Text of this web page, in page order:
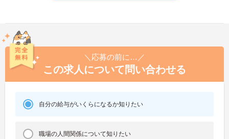
＼応募の前に…／
この求人について問い合わせる
自分の給与がいくらになるか知りたい
職場の人間関係について知りたい